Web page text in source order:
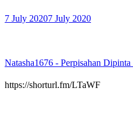
7 July 20207 July 2020
Natasha1676 - Perpisahan
https://shorturl.fm/LTaWF